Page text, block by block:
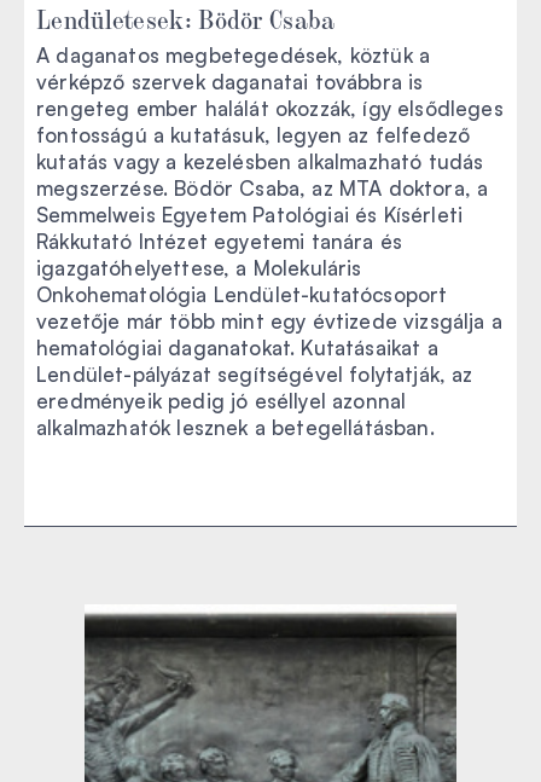
Lendületesek: Bödör Csaba
A daganatos megbetegedések, köztük a
vérképző szervek daganatai továbbra is
rengeteg ember halálát okozzák, így elsődleges
fontosságú a kutatásuk, legyen az felfedező
kutatás vagy a kezelésben alkalmazható tudás
megszerzése. Bödör Csaba, az MTA doktora, a
Semmelweis Egyetem Patológiai és Kísérleti
Rákkutató Intézet egyetemi tanára és
igazgatóhelyettese, a Molekuláris
Onkohematológia Lendület-kutatócsoport
vezetője már több mint egy évtizede vizsgálja a
hematológiai daganatokat. Kutatásaikat a
Lendület-pályázat segítségével folytatják, az
eredményeik pedig jó eséllyel azonnal
alkalmazhatók lesznek a betegellátásban.